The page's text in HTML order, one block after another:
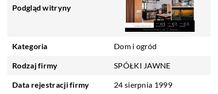
Podgląd witryny
Kategoria Dom i ogród
Rodzaj firmy SPÓŁKI JAWNE
Data rejestracji firmy 24 sierpnia 1999